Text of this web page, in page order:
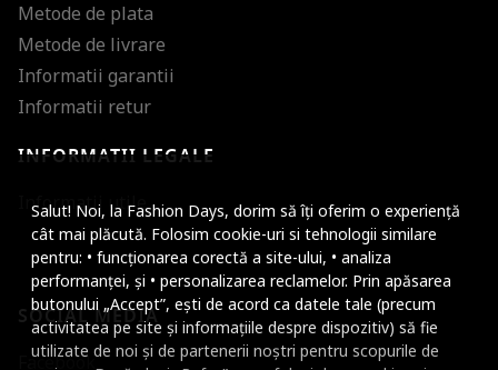
Salut! Noi, la Fashion Days, dorim să îți oferim o experiență
cât mai plăcută. Folosim cookie-uri si tehnologii similare
pentru: • funcționarea corectă a site-ului, • analiza
performanței, și • personalizarea reclamelor. Prin apăsarea
butonului „Accept”, ești de acord ca datele tale (precum
activitatea pe site și informațiile despre dispozitiv) să fie
utilizate de noi și de partenerii noștri pentru scopurile de
Metode de plata
Metode de livrare
Informatii garantii
Informatii retur
INFORMATII LEGALE
Informatii utile
SOCIAL MEDIA
Facebook
Micsoreaza
Mareste spatierea
Micsoreaza
Mareste inaltimea